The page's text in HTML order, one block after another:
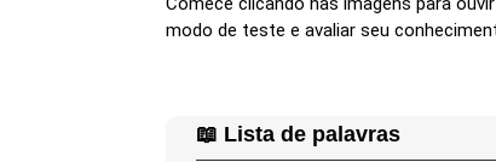
modo de teste e avaliar seu
📖 Lista de palavras